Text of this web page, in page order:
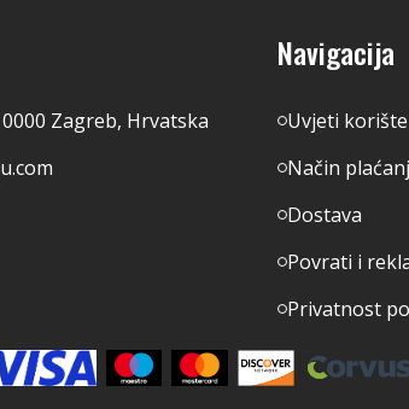
Zagreb, Hrvatska
Navigacija
Uvjeti
Način
Dostava
Povrati i
Privatnost